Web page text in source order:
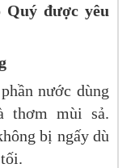
được yêu
nước dùng
thơm mùi sả.
bị ngấy dù